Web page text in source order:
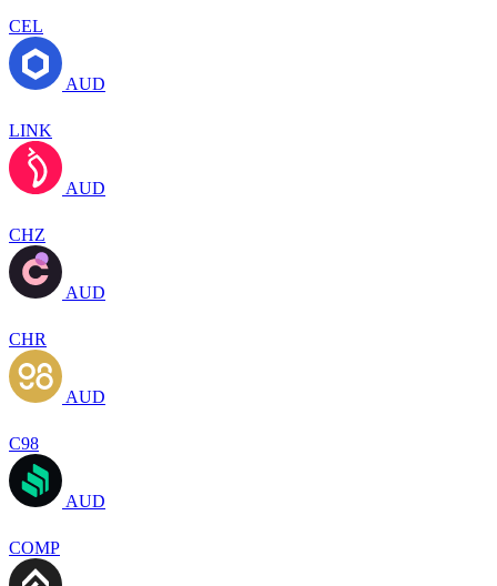
CEL
AUD
LINK
AUD
CHZ
AUD
CHR
AUD
C98
AUD
COMP